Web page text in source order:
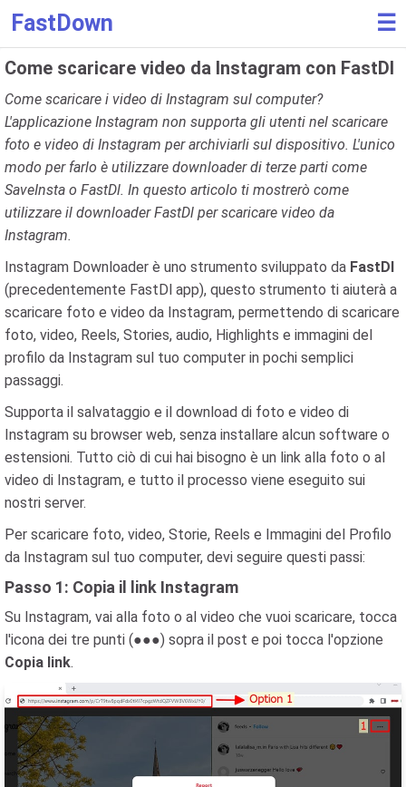
FastDown ☰
Come scaricare video da Instagram con FastDl
Come scaricare i video di Instagram sul computer?
L'applicazione Instagram non supporta gli utenti nel scaricare
foto e video di Instagram per archiviarli sul dispositivo. L'unico
modo per farlo è utilizzare downloader di terze parti come
SaveInsta o FastDl. In questo articolo ti mostrerò come
utilizzare il downloader FastDl per scaricare video da
Instagram.
Instagram Downloader è uno strumento sviluppato da FastDl
(precedentemente FastDl app), questo strumento ti aiuterà a
scaricare foto e video da Instagram, permettendo di scaricare
foto, video, Reels, Stories, audio, Highlights e immagini del
profilo da Instagram sul tuo computer in pochi semplici
passaggi.
Supporta il salvataggio e il download di foto e video di
Instagram su browser web, senza installare alcun software o
estensioni. Tutto ciò di cui hai bisogno è un link alla foto o al
video di Instagram, e tutto il processo viene eseguito sui
nostri server.
Per scaricare foto, video, Storie, Reels e Immagini del Profilo
da Instagram sul tuo computer, devi seguire questi passi:
Passo 1: Copia il link Instagram
Su Instagram, vai alla foto o al video che vuoi scaricare, tocca
l'icona dei tre punti (●●●) sopra il post e poi tocca l'opzione
Copia link.